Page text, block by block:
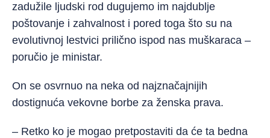
zadužile ljudski rod dugujemo im najdublje
poštovanje i zahvalnost i pored toga što su na
evolutivnoj lestvici prilično ispod nas muškaraca –
poručio je ministar.
On se osvrnuo na neka od najznačajnijih
dostignuća vekovne borbe za ženska prava.
– Retko ko je mogao pretpostaviti da će ta bedna